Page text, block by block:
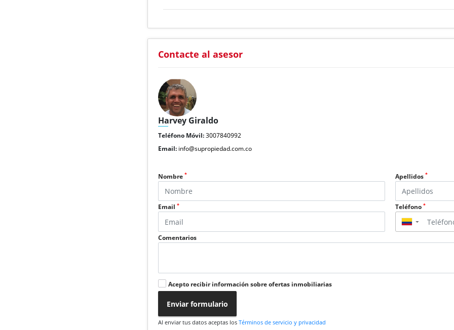
Contacte al asesor
Harvey Giraldo
Teléfono Móvil:3007840992
Email: info@supropiedad.com.co
Nombre* Apellidos *
Email* Teléfono *
▼
Comentarios
Acepto recibir información sobre ofertas inmobiliarias
Enviar formulario
Al enviar tus datos aceptas losTérminos de servicio y privacidad